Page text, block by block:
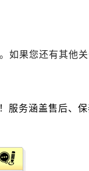
前预约）
需提前预约）
提前预约）
（需提前预约）
服务中心（需提前
前预约）
如果您还有其他